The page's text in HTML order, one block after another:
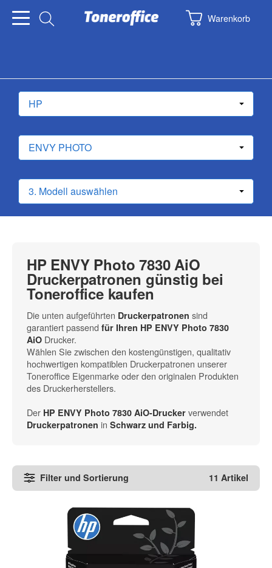
Warenkorb
HP ENVY Photo 7830 AiO
Druckerpatronen günstig bei
Toneroffice kaufen
Die unten aufgeführten Druckerpatronen sind
garantiert passend für Ihren HP ENVY Photo 7830
AiO Drucker.
Wählen Sie zwischen den kostengünstigen, qualitativ
hochwertigen kompatiblen Druckerpatronen unserer
Toneroffice Eigenmarke oder den originalen Produkten
des Druckerherstellers.
Der HP ENVY Photo 7830 AiO-Drucker verwendet
Druckerpatronen in Schwarz und Farbig.
Filter und Sortierung 11 Artikel